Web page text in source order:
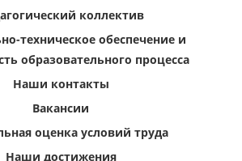
коллектив
техническое обеспечение и
образовательного процесса
Наши контакты
Вакансии
оценка условий труда
Наши достижения